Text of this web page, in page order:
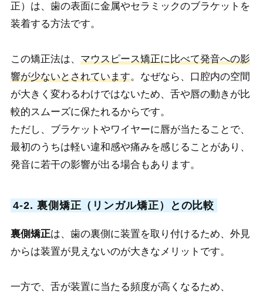
正）は、歯の表面に金属やセラミックのブラケットを
装着する方法です。
この矯正法は、 マウスピース矯正に比べて発音への影
響が少ないとされています。なぜなら、口腔内の空間
が大きく変わるわけではないため、舌や唇の動きが比
較的スムーズに保たれるからです。
ただし、ブラケットやワイヤーに唇が当たることで、
最初のうちは軽い違和感や痛みを感じることがあり、
発音に若干の影響が出る場合もあります。
4-2. 裏側矯正（リンガル矯正）との比較
裏側矯正は、歯の裏側に装置を取り付けるため、外見
からは装置が見えないのが大きなメリットです。
一方で、舌が装置に当たる頻度が高くなるため、